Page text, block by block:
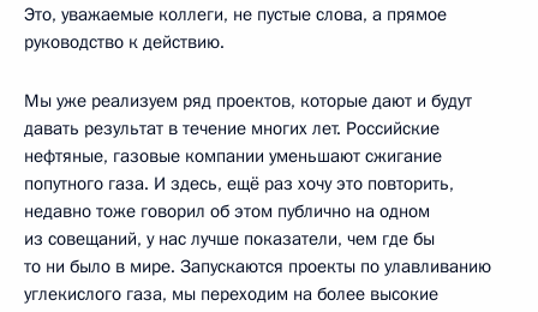
Это, уважаемые коллеги, не пустые слова, а прямое
руководство к действию.
Мы уже реализуем ряд проектов, которые дают и будут
давать результат в течение многих лет. Российские
нефтяные, газовые компании уменьшают сжигание
попутного газа. И здесь, ещё раз хочу это повторить,
недавно тоже говорил об этом публично на одном
из совещаний, у нас лучше показатели, чем где бы
то ни было в мире. Запускаются проекты по улавливанию
углекислого газа, мы переходим на более высокие